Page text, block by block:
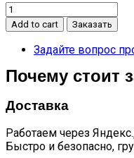
Уплотнитель
внутренний
стекла
передней
в
прав
CS75
quantity
Add to cart Заказать
Задайте вопрос
Почему стоит
Доставка
Работаем через
Быстро и безопасно,